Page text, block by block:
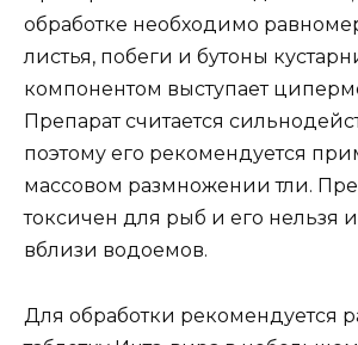
обработке необходимо
листья, побеги и бутоны
компонентом выступает
Препарат считается
поэтому его рекомендуется
массовом размножении тли.
токсичен для рыб и его нельзя
вблизи водоемов.
Для обработки рекомендуется